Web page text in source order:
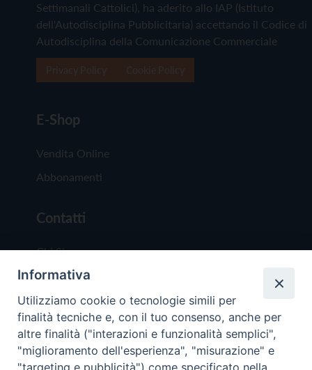
Settimanali Cattolici), ha aderito allo IAP (Istituto
dell'Autodisciplina Pubblicitaria) accettando il Codice di
Autodisciplina della Comunicazione Commerciale
E-Shop
Vendita Online
Abbonamenti
Contatti
Chi Siamo
Redazione
Scrivici
Informativa
Utilizziamo cookie o tecnologie simili per
finalità tecniche e, con il tuo consenso, anche per
altre finalità ("interazioni e funzionalità semplici",
"miglioramento dell'esperienza", "misurazione" e